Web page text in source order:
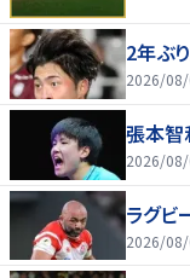
2年ぶ
2026/
張本智
2026/
ラグビ
2026/